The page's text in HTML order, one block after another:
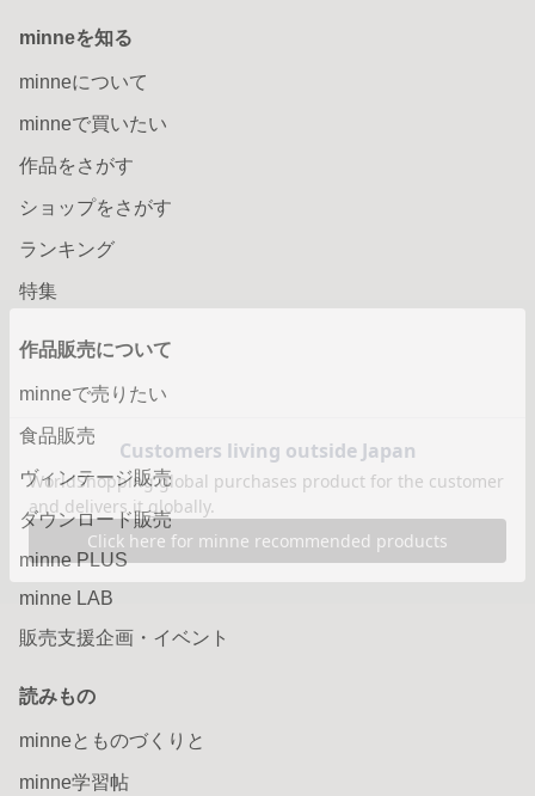
minneを知る
minneについて
minneで買いたい
作品をさがす
ショップをさがす
ランキング
特集
作品販売について
minneで売りたい
食品販売
ヴィンテージ販売
ダウンロード販売
minne PLUS
minne LAB
販売支援企画・イベント
読みもの
minneとものづくりと
minne学習帖